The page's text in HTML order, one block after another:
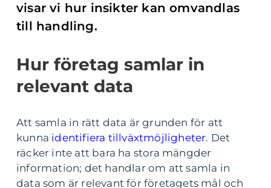
visar vi hur insikter kan omvandlas
till handling.
Hur företag samlar in
relevant data
Att samla in rätt data är grunden för att
kunna identifiera tillväxtmöjligheter. Det
räcker inte att bara ha stora mängder
information; det handlar om att samla in
data som är relevant för företagets mål och